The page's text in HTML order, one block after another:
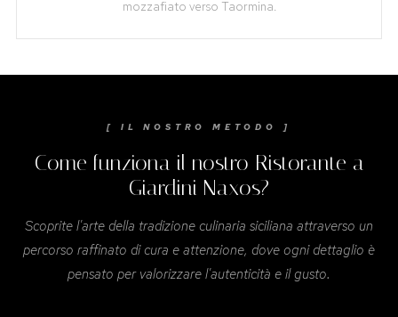
mozzafiato verso Taormina.
[ IL NOSTRO METODO ]
Come funziona il nostro Ristorante a
Giardini Naxos?
Scoprite l'arte della tradizione culinaria siciliana attraverso un
percorso raffinato di cura e attenzione, dove ogni dettaglio è
pensato per valorizzare l'autenticità e il gusto.